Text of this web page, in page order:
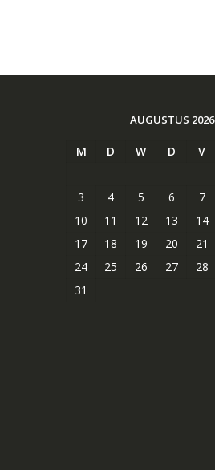
AUGUSTUS 2026
M D W D V
3
4 5 6 7
10
11 12 13 14
17
18 19 20 21
24
25 26 27 28
31